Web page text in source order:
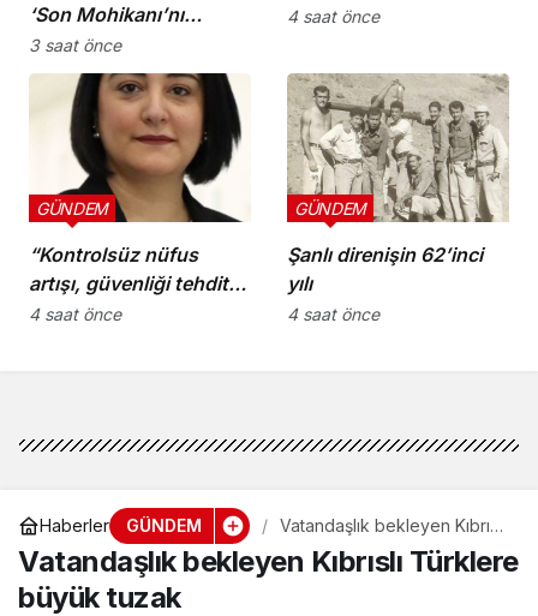
‘Son Mohikanı’nı
kaybettik”
3 saat önce
4 saat önce
“Kontrolsüz nüfus
artışı, güvenliği tehdit
ediyor”
GÜNDEM
4 saat önce
Şanlı direnişin 62’inci
yılı
GÜNDEM
4 saat önce
Haberler GÜNDEM
Vatandaşlık bekleyen Kıbrıslı
Türklere büyük tuzak
Vatandaşlık bekleyen Kıbrıslı Türklere
büyük tuzak